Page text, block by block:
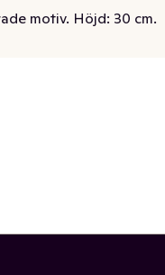
motiv. Höjd: 30 cm.